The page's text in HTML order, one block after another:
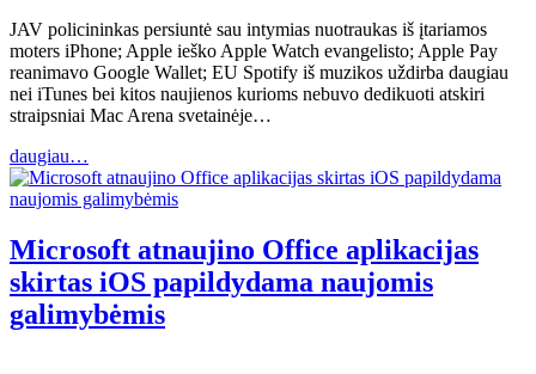
JAV policininkas persiuntė sau intymias nuotraukas iš įtariamos
moters iPhone; Apple ieško Apple Watch evangelisto; Apple Pay
reanimavo Google Wallet; EU Spotify iš muzikos uždirba daugiau
nei iTunes bei kitos naujienos kurioms nebuvo dedikuoti atskiri
straipsniai Mac Arena svetainėje…
daugiau…
Microsoft atnaujino Office aplikacijas
skirtas iOS papildydama naujomis
galimybėmis